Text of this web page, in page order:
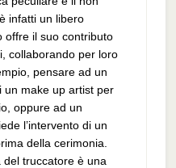
infatti un libero
offre il suo contributo
collaborando per loro
pensare ad un
un make up artist per
oppure ad un
l’intervento di un
della cerimonia.
truccatore è una